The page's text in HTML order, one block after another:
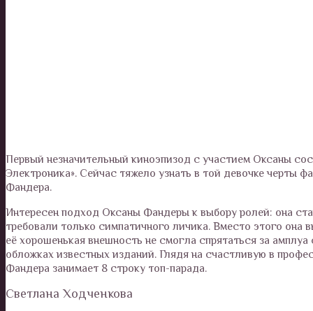
Первый незначительный киноэпизод с участием Оксаны
Электроника». Сейчас тяжело узнать в той девочке черты
Фандера.
Интересен подход Оксаны Фандеры к выбору ролей: она
требовали только симпатичного личика. Вместо этого она
её хорошенькая внешность не смогла спрятаться за
обложках известных изданий. Глядя на счастливую в
Фандера занимает 8 строку топ-парада.
Светлана Ходченкова